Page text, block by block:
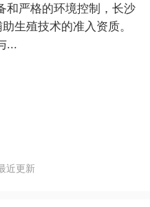
和严格的环境控制，长沙
生殖技术的准入资质。
...
近更新